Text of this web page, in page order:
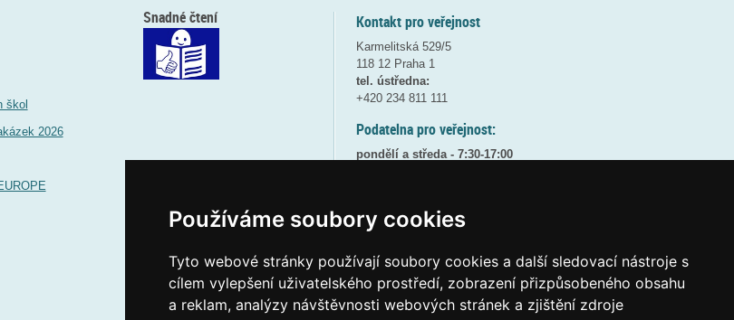
Používáme soubory cookies
Tyto webové stránky používají soubory cookies a další sledovací nástroje s
cílem vylepšení uživatelského prostředí, zobrazení přizpůsobeného obsahu
a reklam, analýzy návštěvnosti webových stránek a zjištění zdroje
škol
2026
Kontakt pro veřejnost
Karmelitská 529/5
118 12 Praha 1
tel. ústředna:
+420 234 811 111
Podatelna pro veřejnost:
pondělí a středa - 7:30-17:00
8:30 - 9:30 - bezpečnostní přestávka
Elektronická podatelna:
posta@msmtgov cz
Snadné čtení